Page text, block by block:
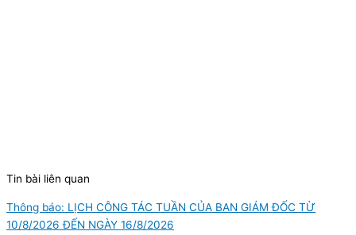
Tin bài liên quan
Thông báo: LỊCH CÔNG TÁC TUẦN CỦA BAN GIÁM ĐỐC TỪ
10/8/2026 ĐẾN NGÀY 16/8/2026